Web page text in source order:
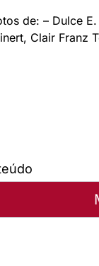
de: – Dulce
Clair Franz